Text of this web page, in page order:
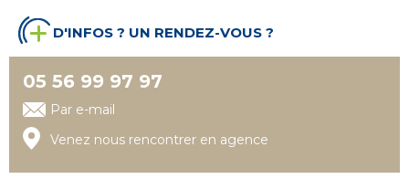
D'INFOS ? UN RENDEZ-VOUS ?
05 56 99 97 97
Par e-mail
Venez nous rencontrer en agence